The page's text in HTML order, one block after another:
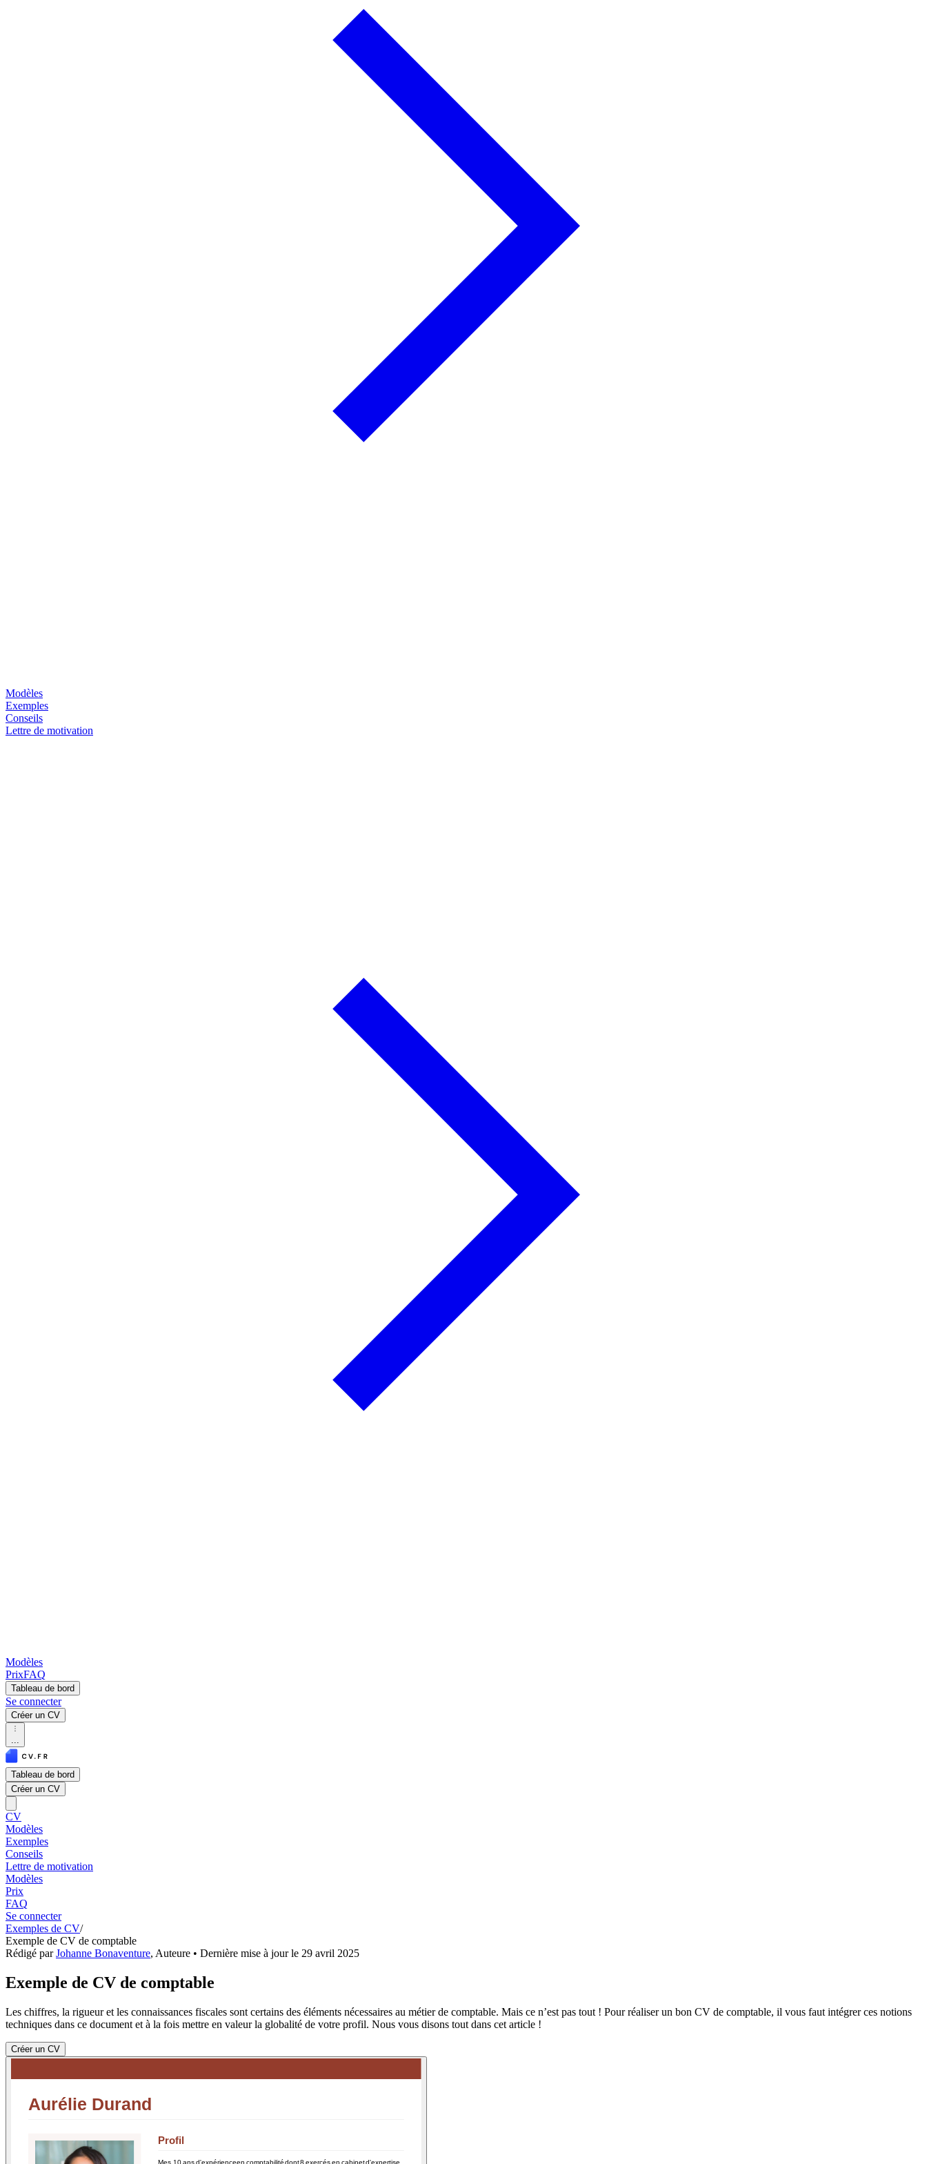
Modèles
Exemples
Conseils
Lettre de motivation
Modèles
PrixFAQ
Tableau de bord
Se connecter
Créer un CV
...
Tableau de bord
Créer un CV
CV
Modèles
Exemples
Conseils
Lettre de motivation
Modèles
Prix
FAQ
Se connecter
Exemples de CV/
Exemple de CV de comptable
Rédigé parJohanne Bonaventure, Auteure • Dernière mise à jour le 29 avril 2025
Exemple de CV de comptable
Les chiffres, la rigueur et les connaissances fiscales sont certains des éléments nécessaires au métier de comptable. Mais ce n’est pas tout ! Pour réaliser un bon CV de comptable, il vous faut intégrer ces notions
techniques dans ce document et à la fois mettre en valeur la globalité de votre profil. Nous vous disons tout dans cet article !
Créer un CV